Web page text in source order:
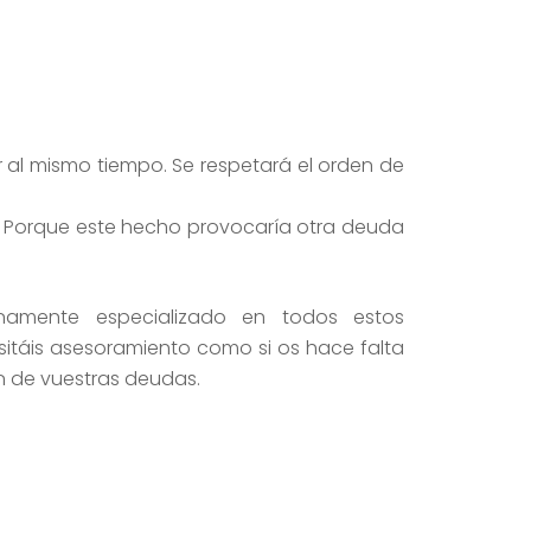
mismo tiempo. Se respetará el orden de
este hecho provocaría otra deuda
especializado en todos estos
asesoramiento como si os hace falta
vuestras deudas.